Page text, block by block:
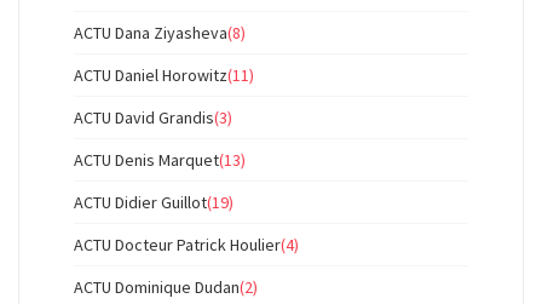
ACTU Dana Ziyasheva(8)
ACTU Daniel Horowitz(11)
ACTU David Grandis(3)
ACTU Denis Marquet(13)
ACTU Didier Guillot(19)
ACTU Docteur Patrick Houlier(4)
ACTU Dominique Dudan(2)